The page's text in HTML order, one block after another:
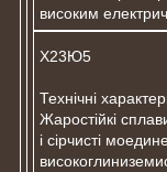
високим
Х23Ю5
Технічні
Жаростійкі
і сірчисті